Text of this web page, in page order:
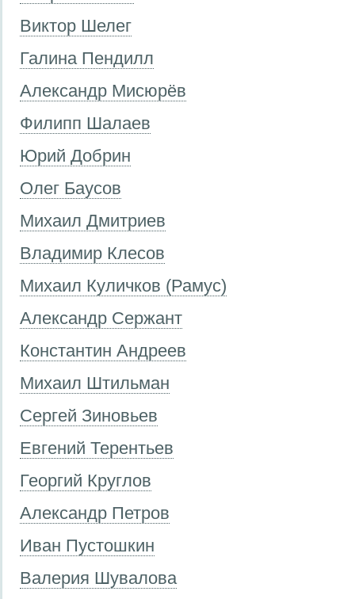
Виктор Шелег
Галина Пендилл
Александр Мисюрёв
Филипп Шалаев
Юрий Добрин
Олег Баусов
Михаил Дмитриев
Владимир Клесов
Михаил Куличков (Рамус)
Александр Сержант
Константин Андреев
Михаил Штильман
Сергей Зиновьев
Евгений Терентьев
Георгий Круглов
Александр Петров
Иван Пустошкин
Валерия Шувалова